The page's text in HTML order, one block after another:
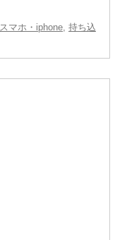
スマホ・iphone 持ち込